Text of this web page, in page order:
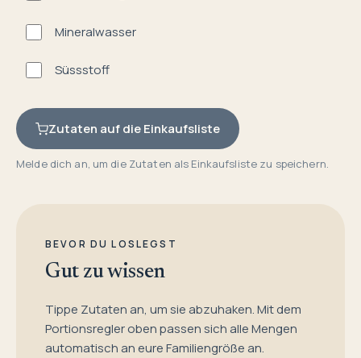
Mineralwasser
Süssstoff
Zutaten auf die Einkaufsliste
Melde dich an, um die Zutaten als Einkaufsliste zu speichern.
BEVOR DU LOSLEGST
Gut zu wissen
Tippe Zutaten an, um sie abzuhaken. Mit dem
Portionsregler oben passen sich alle Mengen
automatisch an eure Familiengröße an.